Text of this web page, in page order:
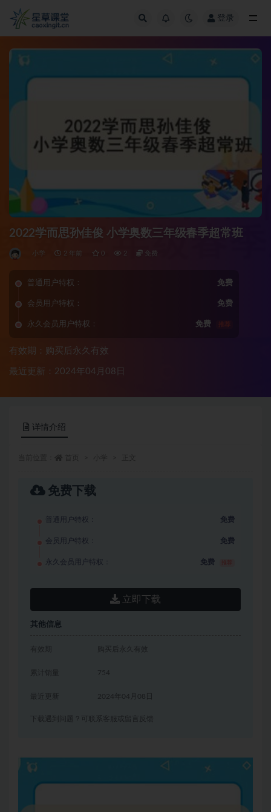
登录
2022学而思孙佳俊 小学奥数三年级春季超常班
小学 2 年前 0 2 免费
普通用户特权： 免费
会员用户特权： 免费
永久会员用户特权： 免费 推荐
有效期：购买后永久有效
最近更新：2024年04月08日
详情介绍
免费下载
普通用户特权： 免费
会员用户特权： 免费
永久会员用户特权： 免费
立即下载
其他信息
有效期 购买后永久有效
累计销量 754
2024年04月08日
下载遇到问题？可联系客服或留言反馈